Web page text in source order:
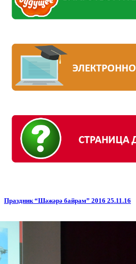
Праздник “Шәжәрә байрам” 2016 25.11.16